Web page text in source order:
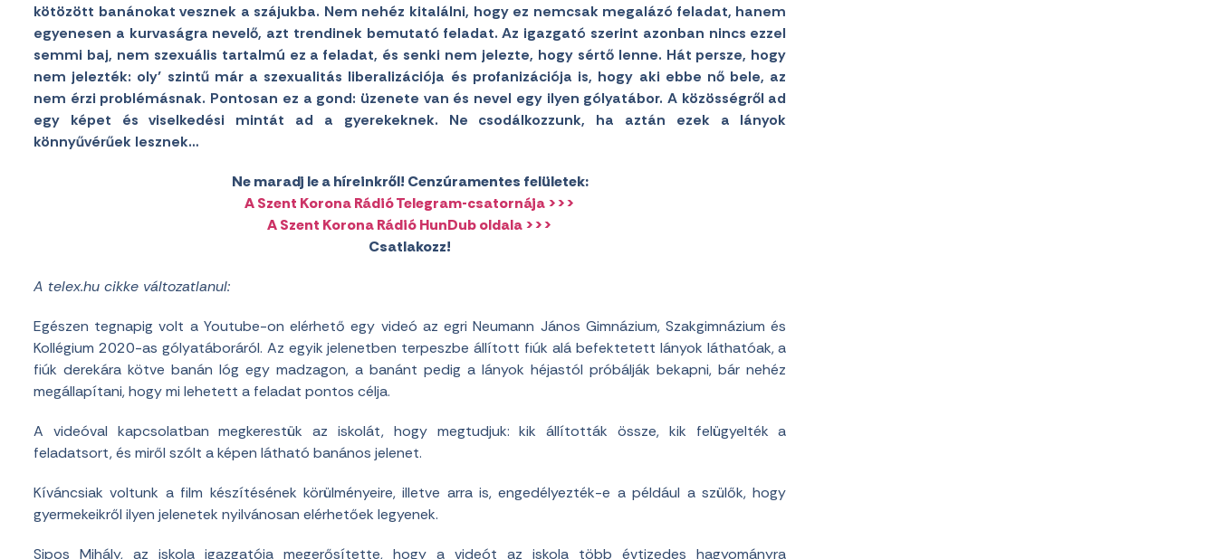
kötözött banánokat vesznek a szájukba. Nem nehéz kitalálni, hogy ez nemcsak megalázó feladat, hanem
egyenesen a kurvaságra nevelő, azt trendinek bemutató feladat. Az igazgató szerint azonban nincs ezzel
semmi baj, nem szexuális tartalmú ez a feladat, és senki nem jelezte, hogy sértő lenne. Hát persze, hogy
nem jelezték: oly’ szintű már a szexualitás liberalizációja és profanizációja is, hogy aki ebbe nő bele, az
nem érzi problémásnak. Pontosan ez a gond: üzenete van és nevel egy ilyen gólyatábor. A közösségről ad
egy képet és viselkedési mintát ad a gyerekeknek. Ne csodálkozzunk, ha aztán ezek a lányok
könnyűvérűek lesznek…
Ne maradj le a híreinkről! Cenzúramentes felületek:
A Szent Korona Rádió Telegram-csatornája >>>
A Szent Korona Rádió HunDub oldala >>>
Csatlakozz!
A telex.hu cikke változatlanul:
Egészen tegnapig volt a Youtube-on elérhető egy videó az egri Neumann János Gimnázium, Szakgimnázium és
Kollégium 2020-as gólyatáboráról. Az egyik jelenetben terpeszbe állított fiúk alá befektetett lányok láthatóak, a
fiúk derekára kötve banán lóg egy madzagon, a banánt pedig a lányok héjastól próbálják bekapni, bár nehéz
megállapítani, hogy mi lehetett a feladat pontos célja.
A videóval kapcsolatban megkerestük az iskolát, hogy megtudjuk: kik állították össze, kik felügyelték a
feladatsort, és miről szólt a képen látható banános jelenet.
Kíváncsiak voltunk a film készítésének körülményeire, illetve arra is, engedélyezték-e a például a szülők, hogy
gyermekeikről ilyen jelenetek nyilvánosan elérhetőek legyenek.
Sipos Mihály, az iskola igazgatója megerősítette, hogy a videót az iskola több évtizedes hagyományra